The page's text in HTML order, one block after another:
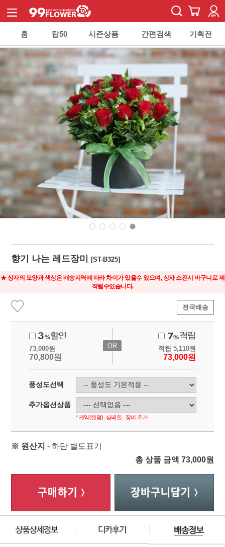
홈 탑50 시즌상품 간편검색 기획전
향기 나는 레드장미[ST-B325]
★ 상자의 모양과 색상은 배송지역에 따라 차이가 있을수 있으며, 상자 소진시 바구니로 제
작될수있습니다.
전국배송
73,000원
70,800원
적립 5,110원
73,000원
풍성도선택
추가옵션상품
* 케익(랜덤), 샴페인 , 장미 추가
※ 원산지 - 하단 별도표기
총 상품 금액 73,000원